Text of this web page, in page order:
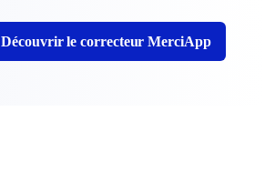
Découvrir le correcteur MerciApp